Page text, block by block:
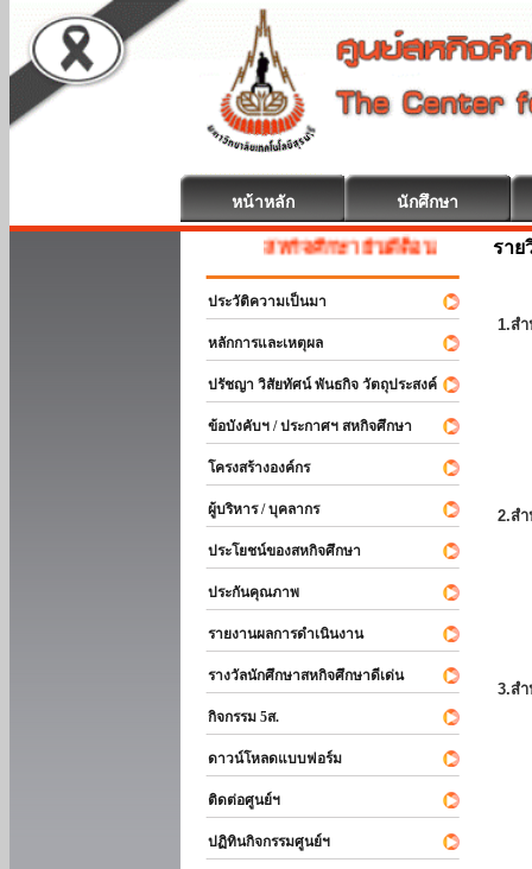
หน้าหลัก นักศึกษา
สหกิจศึกษา ยินดีต้อนรับ
ประวัติความเป็นมา
หลักการและเหตุผล
ปรัชญา วิสัยทัศน์ พันธกิจ วัตถุประสงค์
ข้อบังคับฯ / ประกาศฯ สหกิจศึกษา
โครงสร้างองค์กร
ผู้บริหาร / บุคลากร
ประโยชน์ของสหกิจศึกษา
ประกันคุณภาพ
รายงานผลการดำเนินงาน
รางวัลนักศึกษาสหกิจศึกษาดีเด่น
กิจกรรม 5ส.
ดาวน์โหลดแบบฟอร์ม
ติดต่อศูนย์ฯ
ปฏิทินกิจกรรมศูนย์ฯ
ราย
1.ส
2.ส
3.ส